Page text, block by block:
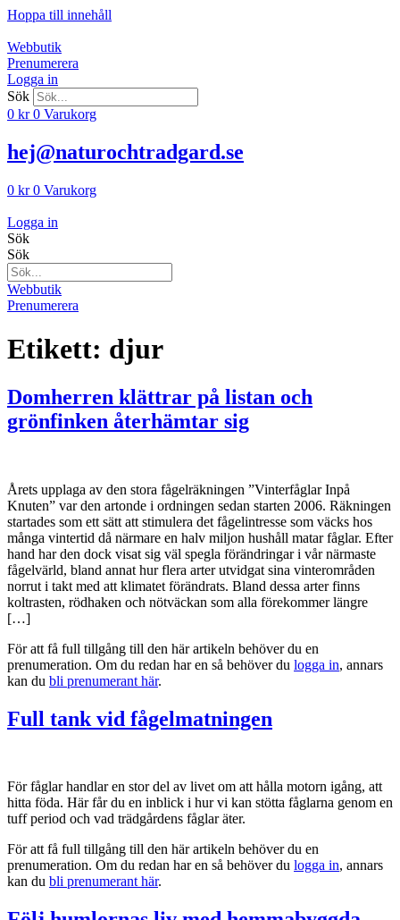
Hoppa till innehåll
Webbutik
Prenumerera
Logga in
Sök
0 kr 0 Varukorg
hej@naturochtradgard.se
0 kr 0 Varukorg
Logga in
Sök
Sök
Webbutik
Prenumerera
Etikett: djur
Domherren klättrar på listan och
grönfinken återhämtar sig
Årets upplaga av den stora fågelräkningen ”Vinterfåglar Inpå
Knuten” var den artonde i ordningen sedan starten 2006. Räkningen
startades som ett sätt att stimulera det fågelintresse som väcks hos
många vintertid då närmare en halv miljon hushåll matar fåglar. Efter
hand har den dock visat sig väl spegla förändringar i vår närmaste
fågelvärld, bland annat hur flera arter utvidgat sina vinterområden
norrut i takt med att klimatet förändrats. Bland dessa arter finns
koltrasten, rödhaken och nötväckan som alla förekommer längre
[…]
För att få full tillgång till den här artikeln behöver du en
prenumeration. Om du redan har en så behöver du logga in, annars
kan du bli prenumerant här.
Full tank vid fågel­matningen
För fåglar handlar en stor del av livet om att hålla motorn igång, att
hitta föda. Här får du en inblick i hur vi kan stötta fåglarna genom en
tuff period och vad trädgårdens fåglar äter.
För att få full tillgång till den här artikeln behöver du en
prenumeration. Om du redan har en så behöver du logga in, annars
kan du bli prenumerant här.